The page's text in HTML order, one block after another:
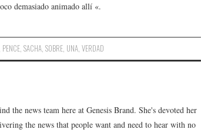
demasiado animado allí «.
PENCE,SACHA,SOBRE, UNA,VERDAD
the news team here at Genesis Brand. She's devoted her
the news that people want and need to hear with no